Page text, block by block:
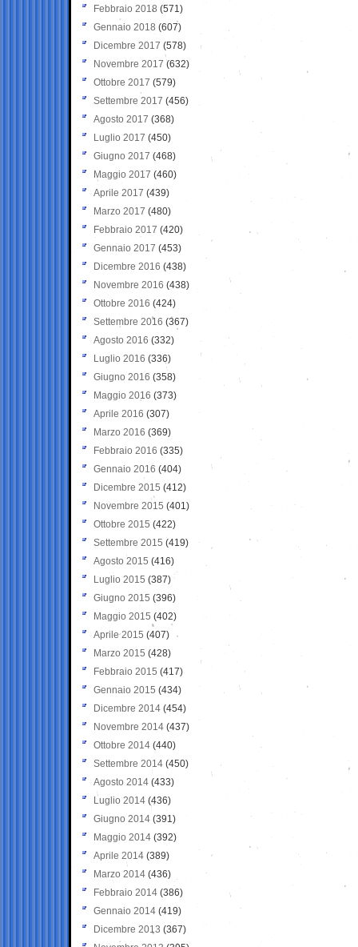
Febbraio 2018 (571)
Gennaio 2018 (607)
Dicembre 2017 (578)
Novembre 2017 (632)
Ottobre 2017 (579)
Settembre 2017 (456)
Agosto 2017 (368)
Luglio 2017 (450)
Giugno 2017 (468)
Maggio 2017 (460)
Aprile 2017 (439)
Marzo 2017 (480)
Febbraio 2017 (420)
Gennaio 2017 (453)
Dicembre 2016 (438)
Novembre 2016 (438)
Ottobre 2016 (424)
Settembre 2016 (367)
Agosto 2016 (332)
Luglio 2016 (336)
Giugno 2016 (358)
Maggio 2016 (373)
Aprile 2016 (307)
Marzo 2016 (369)
Febbraio 2016 (335)
Gennaio 2016 (404)
Dicembre 2015 (412)
Novembre 2015 (401)
Ottobre 2015 (422)
Settembre 2015 (419)
Agosto 2015 (416)
Luglio 2015 (387)
Giugno 2015 (396)
Maggio 2015 (402)
Aprile 2015 (407)
Marzo 2015 (428)
Febbraio 2015 (417)
Gennaio 2015 (434)
Dicembre 2014 (454)
Novembre 2014 (437)
Ottobre 2014 (440)
Settembre 2014 (450)
Agosto 2014 (433)
Luglio 2014 (436)
Giugno 2014 (391)
Maggio 2014 (392)
Aprile 2014 (389)
Marzo 2014 (436)
Febbraio 2014 (386)
Gennaio 2014 (419)
Dicembre 2013 (367)